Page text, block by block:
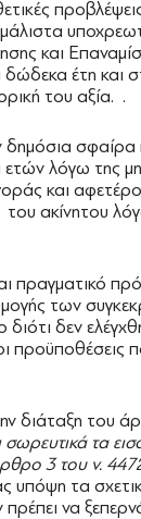
και
έτη και
του αξία. .
δημόσια
λόγω της
και
ακίνητου
πραγματικό
των
δεν
προϋποθέσεις
διάταξη του
τα
3 του ν.
υπόψη τα
πρέπει να